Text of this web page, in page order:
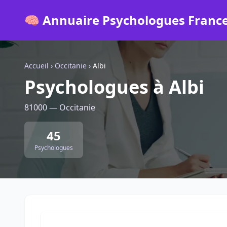
🧠 Annuaire Psychologues
Accueil › Occitanie › Albi
Psychologues à Albi
81000 — Occitanie
45
Psychologues